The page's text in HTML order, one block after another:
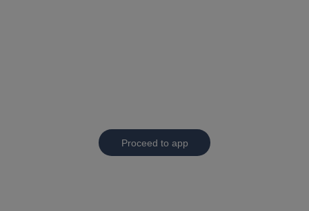
Proceed to app